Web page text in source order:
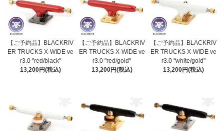
【ご予約品】BLACKRIV
ER TRUCKS X-WIDE ve
r3.0 "red/black"
13,200円(税込)
【ご予約品】BLACKRIV
ER TRUCKS X-WIDE ve
r3.0 "red/gold"
13,200円(税込)
【ご予約品】BLACKRIV
ER TRUCKS X-WIDE ve
r3.0 "white/gold"
13,200円(税込)